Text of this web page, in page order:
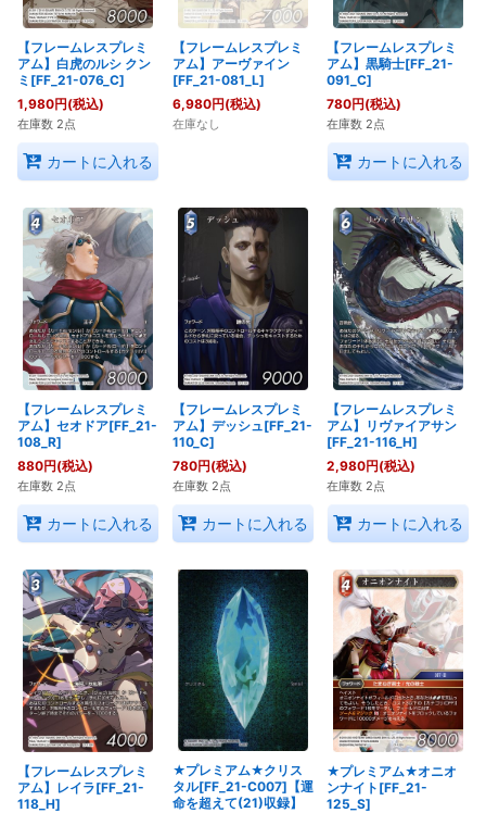
【フレームレスプレミ
アム】白虎のルシ クン
ミ[FF_21-076_C]
1,980円(税込)
在庫数 2点
カートに入れる
【フレームレスプレミ
アム】アーヴァイン
[FF_21-081_L]
6,980円(税込)
在庫なし
【フレームレスプレミ
アム】黒騎士[FF_21-
091_C]
780円(税込)
在庫数 2点
カートに入れる
【フレームレスプレミ
アム】セオドア[FF_21-
108_R]
880円(税込)
在庫数 2点
カートに入れる
【フレームレスプレミ
アム】デッシュ[FF_21-
110_C]
780円(税込)
在庫数 2点
カートに入れる
【フレームレスプレミ
アム】リヴァイアサン
[FF_21-116_H]
2,980円(税込)
在庫数 2点
カートに入れる
【フレームレスプレミ
アム】レイラ[FF_21-
118_H]
★プレミアム★クリス
タル[FF_21-C007]【運
命を超えて(21)収録】
★プレミアム★オニオ
ンナイト[FF_21-
125_S]